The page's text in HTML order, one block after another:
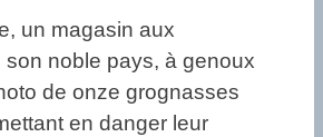
un magasin aux
son noble pays, à genoux
de onze grognasses
en danger leur